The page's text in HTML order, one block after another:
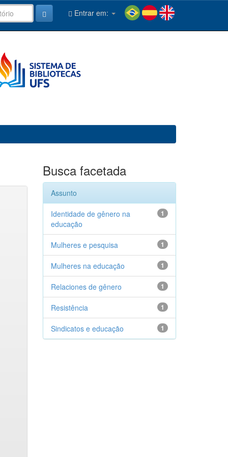
Entrar em:
Busca facetada
Assunto
1
Identidade de gênero na
educação
1
Mulheres e pesquisa
1
Mulheres na educação
1
Relaciones de gênero
1
Resistência
1
Sindicatos e educação